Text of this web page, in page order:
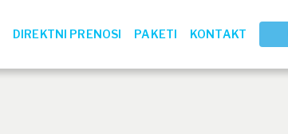
DIREKTNI PRENOSI PAKETI KONTAKT